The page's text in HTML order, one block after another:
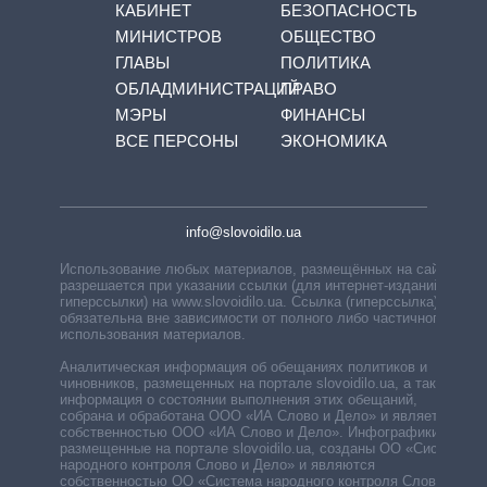
КАБИНЕТ
МИНИСТРОВ
ГЛАВЫ
ОБЛАДМИНИСТРАЦИЙ
МЭРЫ
ВСЕ ПЕРСОНЫ
БЕЗОПАСНОСТЬ
ОБЩЕСТВО
ПОЛИТИКА
ПРАВО
ФИНАНСЫ
ЭКОНОМИКА
info@slovoidilo.ua
Использование любых материалов, размещённых на сайте,
разрешается при указании ссылки (для интернет-изданий —
гиперссылки) на www.slovoidilo.ua. Ссылка (гиперссылка)
обязательна вне зависимости от полного либо частичного
использования материалов.
Аналитическая информация об обещаниях политиков и
чиновников, размещенных на портале slovoidilo.ua, а также
информация о состоянии выполнения этих обещаний,
собрана и обработана ООО «ИА Слово и Дело» и является
собственностью ООО «ИА Слово и Дело». Инфографики,
размещенные на портале slovoidilo.ua, созданы ОО «Система
народного контроля Слово и Дело» и являются
собственностью ОО «Система народного контроля Слово и